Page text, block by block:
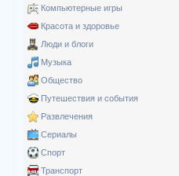
Компьютерные игры
Красота и здоровье
Люди и блоги
Музыка
Общество
Путешествия и события
Развлечения
Сериалы
Спорт
Транспорт